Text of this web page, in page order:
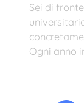
Sei di
Ogni anno